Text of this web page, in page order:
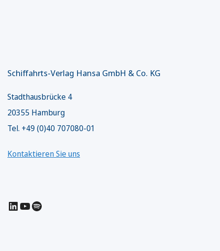
Schiffahrts-Verlag Hansa GmbH & Co. KG
Stadthausbrücke 4
20355 Hamburg
Tel. +49 (0)40 707080-01
Kontaktieren Sie uns
LinkedIn
YouTube
Spotify